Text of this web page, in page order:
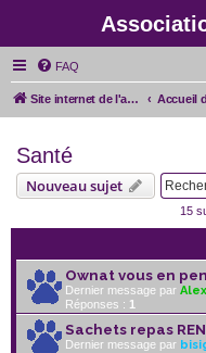
FAQ
Site internet de l'association Accueil
Santé
Nouveau sujet
15
Ownat vous en
Dernier message par
Réponses : 1
Sachets repas
Dernier message par